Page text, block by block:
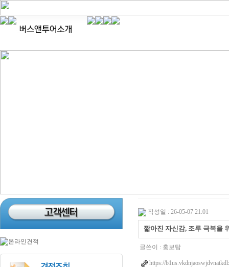
작성일 : 26-05-07 21:01
짧아진 자신감, 조루 극복을
글쓴이 : 홍보탑
https://